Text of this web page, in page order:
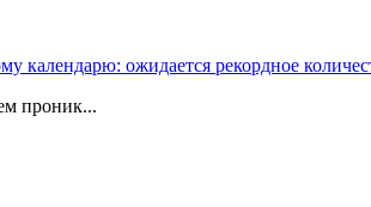
календарю: ожидается рекордное
проник...